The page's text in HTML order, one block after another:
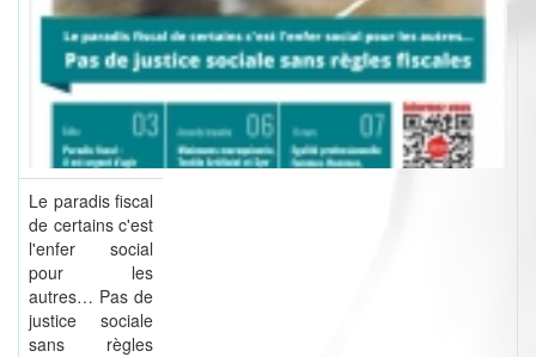
Le paradis fiscal
de certains c'est
l'enfer social
pour les
autres… Pas de
justice sociale
sans règles